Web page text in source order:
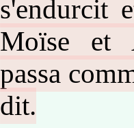
s'endurcit
Moïse et
passa
dit.